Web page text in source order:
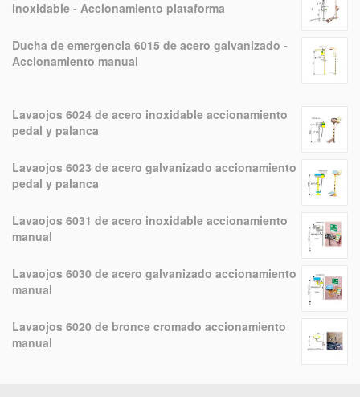
inoxidable - Accionamiento plataforma
Ducha de emergencia 6015 de acero galvanizado -
Accionamiento manual
Lavaojos 6024 de acero inoxidable accionamiento
pedal y palanca
Lavaojos 6023 de acero galvanizado accionamiento
pedal y palanca
Lavaojos 6031 de acero inoxidable accionamiento
manual
Lavaojos 6030 de acero galvanizado accionamiento
manual
Lavaojos 6020 de bronce cromado accionamiento
manual